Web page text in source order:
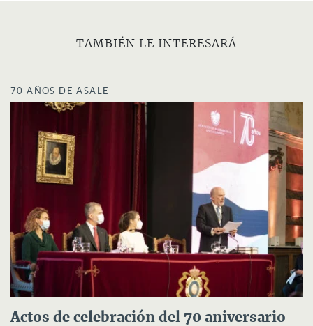
TAMBIÉN LE INTERESARÁ
70 AÑOS DE ASALE
Actos de celebración del 70 aniversario